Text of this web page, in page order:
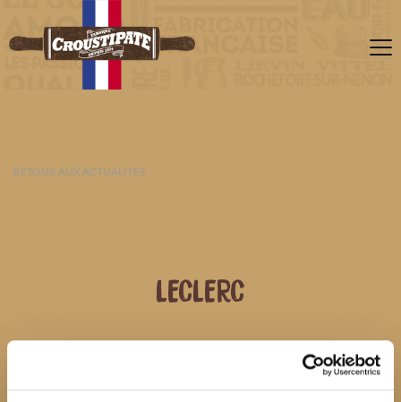
RETOUR AUX ACTUALITÉS
LECLERC